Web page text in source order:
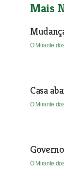
Mais
O Mirante
Casa
O Mirante
O Mirante